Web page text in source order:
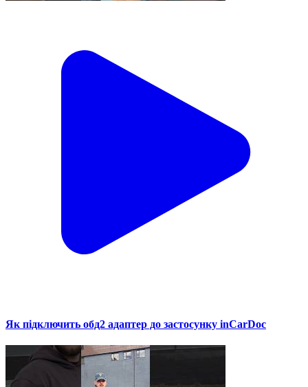
Як підключить обд2 адаптер до застосунку inCarDoc